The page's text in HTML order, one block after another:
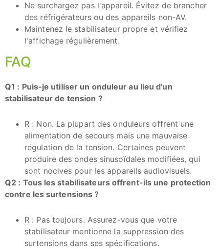
Ne surchargez pas l'appareil. Évitez de brancher
des réfrigérateurs ou des appareils non-AV.
Maintenez le stabilisateur propre et vérifiez
l'affichage régulièrement.
FAQ
Q1 : Puis-je utiliser un onduleur au lieu d'un
stabilisateur de tension ?
R : Non. La plupart des onduleurs offrent une
alimentation de secours mais une mauvaise
régulation de la tension. Certaines peuvent
produire des ondes sinusoïdales modifiées, qui
sont nocives pour les appareils audiovisuels.
Q2 : Tous les stabilisateurs offrent-ils une protection
contre les surtensions ?
R : Pas toujours. Assurez-vous que votre
stabilisateur mentionne la suppression des
surtensions dans ses spécifications.